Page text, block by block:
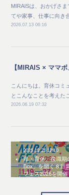
MIRAISは、おかげさ
てや家事、仕事に向き
2026.07.13 06:16
こんにちは。育休コミ
とこんなことを考えた
2026.06.19 07:32
2025.12.26 12:10
産・育休、復職期
Box」を開く８日
フェス2026を開催